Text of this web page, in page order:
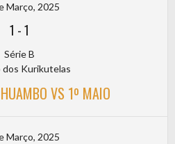
Março, 2025
1 -1
Série B
dos Kurikutelas
VS 1º MAIO
Março, 2025